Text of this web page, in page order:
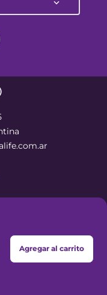
Agregar al carrito